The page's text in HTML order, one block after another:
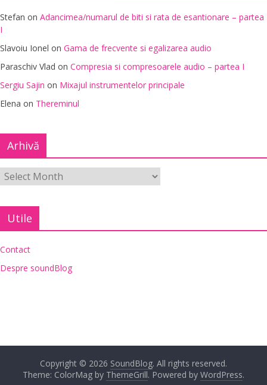
Stefan on Adancimea/numarul de biti si rata de esantionare – partea
I
Slavoiu Ionel on Gama de frecvente si egalizarea audio
Paraschiv Vlad on Compresia si compresoarele audio – partea I
Sergiu Sajin on Mixajul instrumentelor principale
Elena on Thereminul
Arhivă
Utile
Contact
Despre soundBlog
Copyright © 2026 SoundBlog. All rights reserved.
Theme: ColorMag by ThemeGrill. Powered by WordPress.